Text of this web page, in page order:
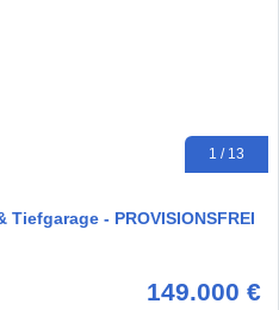
1 / 13
- PROVISIONSFREI
149.000 €